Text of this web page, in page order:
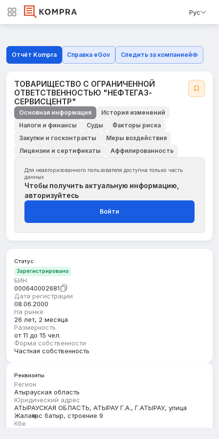
Рус
Отчёт Kompra Справка eGov Следить за компанией
ТОВАРИЩЕСТВО С ОГРАНИЧЕННОЙ
ОТВЕТСТВЕННОСТЬЮ "НЕФТЕГАЗ-
СЕРВИСЦЕНТР"
Основная информация
История изменений
Налоги и финансы
Суды
Факторы риска
Закупки и госконтракты
Меры воздействия
Лицензии и сертификаты
Аффилированность
Для неавторизованного пользователя доступна только часть
данных
Чтобы получить актуальную информацию,
авторизуйтесь
Войти
Статус
Зарегистрировано
БИН
000640002681
Дата регистрации
08.06.2000
На рынке
26 лет, 2 месяца
Размерность
от 11 до 15 чел.
Форма собственности
Частная собственность
Реквизиты
Регион
Атырауская область
Юридический адрес
АТЫРАУСКАЯ ОБЛАСТЬ, АТЫРАУ Г.А., Г.АТЫРАУ, улица
Жалаңтөс батыр, строение 9
Кбе